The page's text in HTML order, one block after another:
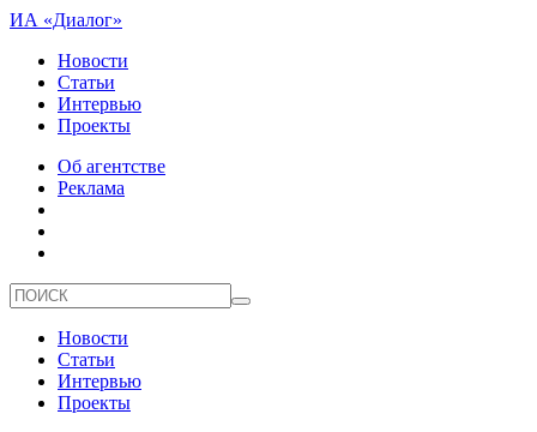
ИА «Диалог»
Новости
Статьи
Интервью
Проекты
Об агентстве
Реклама
Новости
Статьи
Интервью
Проекты